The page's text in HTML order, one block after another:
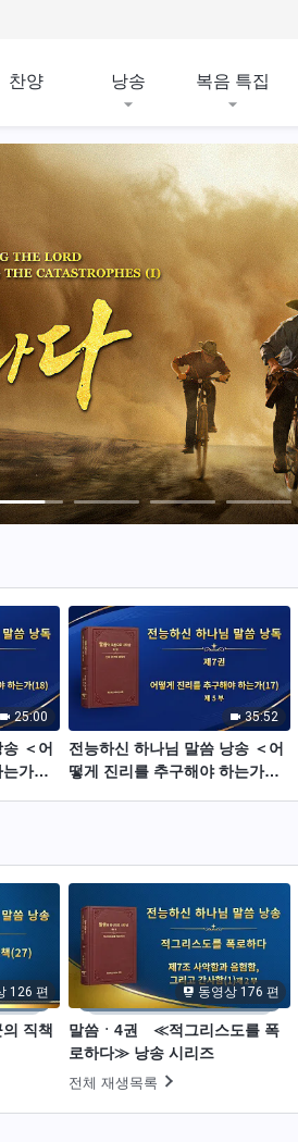
찬양 낭송 복음 특집
25:00
＜어
는가
35:52
전능하신 하나님 말씀 낭송 ＜어
떻게 진리를 추구해야 하는가
126 편
직책
동영상 176 편
말씀ㆍ4권 ≪적그리스도를 폭
로하다≫ 낭송 시리즈
전체 재생목록